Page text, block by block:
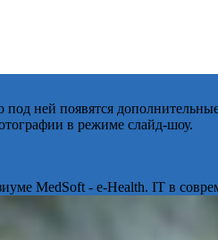
ней появятся
в режиме слайд-шоу.
MedSoft - e-Health. IT в